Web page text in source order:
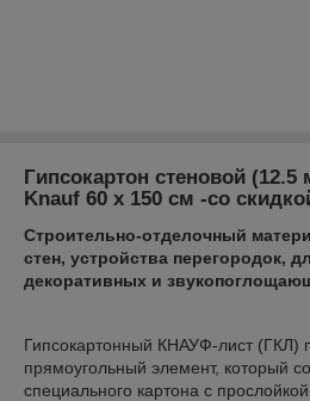
Гипсокартон стеновой
Knauf 60 x 150 см -со
Строительно-отделочный
стен, устройства перегородок,
декоративных и
Гипсокартонный КНАУФ-лист (ГКЛ)
прямоугольный элемент, который
специального картона с прослойкой